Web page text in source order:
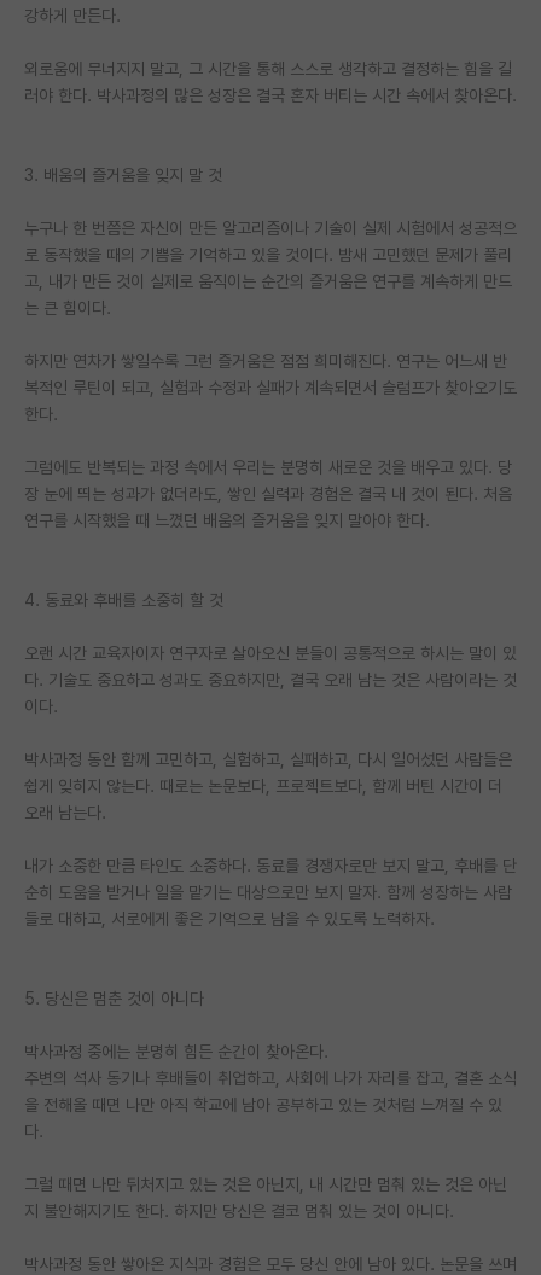
홍보 게시판
커리어
이벤트
반도체 아카데미
재팬라운지 🌸
강하게 만든다.
외로움에 무너지지 말고, 그 시간을 통해 스스로 생각하고 결정하는 힘을 길
러야 한다. 박사과정의 많은 성장은 결국 혼자 버티는 시간 속에서 찾아온다.
3. 배움의 즐거움을 잊지 말 것
누구나 한 번쯤은 자신이 만든 알고리즘이나 기술이 실제 시험에서 성공적으
로 동작했을 때의 기쁨을 기억하고 있을 것이다. 밤새 고민했던 문제가 풀리
고, 내가 만든 것이 실제로 움직이는 순간의 즐거움은 연구를 계속하게 만드
는 큰 힘이다.
하지만 연차가 쌓일수록 그런 즐거움은 점점 희미해진다. 연구는 어느새 반
복적인 루틴이 되고, 실험과 수정과 실패가 계속되면서 슬럼프가 찾아오기도
한다.
그럼에도 반복되는 과정 속에서 우리는 분명히 새로운 것을 배우고 있다. 당
장 눈에 띄는 성과가 없더라도, 쌓인 실력과 경험은 결국 내 것이 된다. 처음
연구를 시작했을 때 느꼈던 배움의 즐거움을 잊지 말아야 한다.
4. 동료와 후배를 소중히 할 것
오랜 시간 교육자이자 연구자로 살아오신 분들이 공통적으로 하시는 말이 있
다. 기술도 중요하고 성과도 중요하지만, 결국 오래 남는 것은 사람이라는 것
이다.
박사과정 동안 함께 고민하고, 실험하고, 실패하고, 다시 일어섰던 사람들은
쉽게 잊히지 않는다. 때로는 논문보다, 프로젝트보다, 함께 버틴 시간이 더
오래 남는다.
내가 소중한 만큼 타인도 소중하다. 동료를 경쟁자로만 보지 말고, 후배를 단
순히 도움을 받거나 일을 맡기는 대상으로만 보지 말자. 함께 성장하는 사람
들로 대하고, 서로에게 좋은 기억으로 남을 수 있도록 노력하자.
5. 당신은 멈춘 것이 아니다
박사과정 중에는 분명히 힘든 순간이 찾아온다.
주변의 석사 동기나 후배들이 취업하고, 사회에 나가 자리를 잡고, 결혼 소식
을 전해올 때면 나만 아직 학교에 남아 공부하고 있는 것처럼 느껴질 수 있
다.
그럴 때면 나만 뒤처지고 있는 것은 아닌지, 내 시간만 멈춰 있는 것은 아닌
지 불안해지기도 한다. 하지만 당신은 결코 멈춰 있는 것이 아니다.
박사과정 동안 쌓아온 지식과 경험은 모두 당신 안에 남아 있다. 논문을 쓰며